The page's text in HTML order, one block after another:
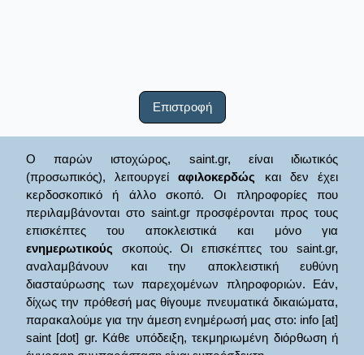
Επιστροφή
Ο παρών ιστοχώρος, saint.gr, είναι ιδιωτικός
(προσωπικός), λειτουργείαφιλοκερδώς και δεν έχει
κερδοσκοπικό ή άλλο σκοπό. Οι πληροφορίες που
περιλαμβάνονται στο saint.gr προσφέρονται προς τους
επισκέπτες του αποκλειστικά και μόνο για
ενημερωτικούς σκοπούς. Οι επισκέπτες του saint.gr,
αναλαμβάνουν και την αποκλειστική ευθύνη
διασταύρωσης των παρεχομένων πληροφοριών. Εάν,
δίχως την πρόθεσή μας θίγουμε πνευματικά δικαιώματα,
παρακαλούμε για την άμεση ενημέρωσή μας στο: info [at]
saint [dot] gr. Κάθε υπόδειξη, τεκμηριωμένη διόρθωση ή